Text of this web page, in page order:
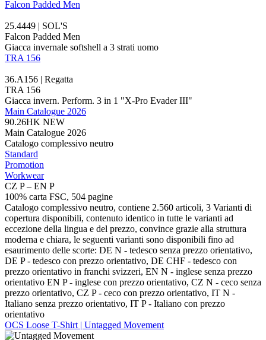
Falcon Padded Men
25.4449 | SOL'S
Falcon Padded Men
Giacca invernale softshell a 3 strati uomo
TRA 156
36.A156 | Regatta
TRA 156
Giacca invern. Perform. 3 in 1 "X-Pro Evader III"
Main Catalogue 2026
90.26HK NEW
Main Catalogue 2026
Catalogo complessivo neutro
Standard
Promotion
Workwear
CZ P – EN P
100% carta FSC, 504 pagine
Catalogo complessivo neutro, contiene 2.560 articoli, 3 Varianti di
copertura disponibili, contenuto identico in tutte le varianti ad
eccezione della lingua e del prezzo, convince grazie alla struttura
moderna e chiara, le seguenti varianti sono disponibili fino ad
esaurimento delle scorte: DE N - tedesco senza prezzo orientativo,
DE P - tedesco con prezzo orientativo, DE CHF - tedesco con
prezzo orientativo in franchi svizzeri, EN N - inglese senza prezzo
orientativo EN P - inglese con prezzo orientativo, CZ N - ceco senza
prezzo orientativo, CZ P - ceco con prezzo orientativo, IT N -
Italiano senza prezzo orientativo, IT P - Italiano con prezzo
orientativo
OCS Loose T-Shirt | Untagged Movement